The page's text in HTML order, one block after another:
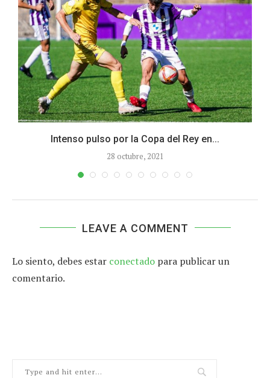
Intenso pulso por la Copa del Rey en...
28 octubre, 2021
LEAVE A COMMENT
Lo siento, debes estar conectado para publicar un
comentario.